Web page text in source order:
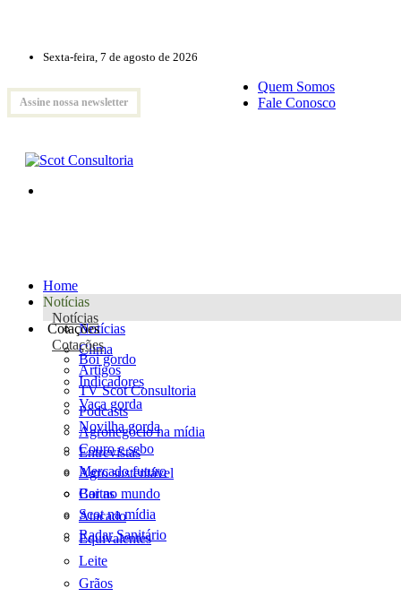
Sexta-feira, 7 de agosto de 2026
Assine nossa newsletter
Quem Somos
Fale Conosco
Home
Notícias
Notícias
Notícias
Clima
Artigos
TV Scot Consultoria
Podcasts
Agronegócio na mídia
Entrevistas
Agro sustentável
Cartas
Scot na mídia
Radar Sanitário
Cotações
Cotações
Boi gordo
Indicadores
Vaca gorda
Novilha gorda
Couro e sebo
Mercado futuro
Boi no mundo
Atacado
Equivalentes
Leite
Grãos